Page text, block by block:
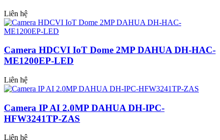
Liên hệ
Camera HDCVI IoT Dome 2MP DAHUA DH-HAC-
ME1200EP-LED
Liên hệ
Camera IP AI 2.0MP DAHUA DH-IPC-
HFW3241TP-ZAS
Liên hệ